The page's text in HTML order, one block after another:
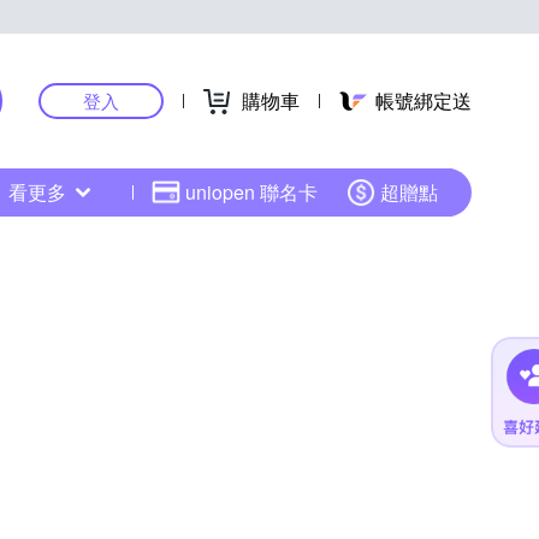
登入 購物車 帳號綁定送
看更多 uniopen 聯名卡 超贈點